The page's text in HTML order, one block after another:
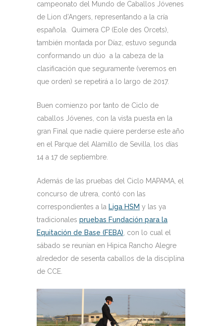
campeonato del Mundo de Caballos Jóvenes
de Lion d’Angers, representando a la cría
española. Quimera CP (Eole des Orcets),
también montada por Díaz, estuvo segunda
conformando un dúo a la cabeza de la
clasificación que seguramente (veremos en
que orden) se repetirá a lo largo de 2017.
Buen comienzo por tanto de Ciclo de
caballos Jóvenes, con la vista puesta en la
gran Final que nadie quiere perderse este año
en el Parque del Alamillo de Sevilla, los días
14 a 17 de septiembre.
Además de las pruebas del Ciclo MAPAMA, el
concurso de utrera, contó con las
correspondientes a la Liga HSM y las ya
tradicionales pruebas Fundación para la
Equitación de Base (FEBA) , con lo cual el
sábado se reunían en Hipica Rancho Alegre
alrededor de sesenta caballos de la disciplina
de CCE.